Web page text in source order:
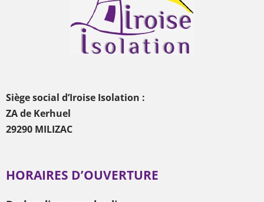
Siège social d’Iroise Isolation :
ZA de Kerhuel
29290 MILIZAC
HORAIRES D’OUVERTURE